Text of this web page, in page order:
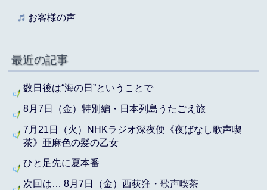
お客様の声
最近の記事
数日後は“海の日”ということで
8月7日（金）特別編・日本列島うたごえ旅
7月21日（火）NHKラジオ深夜便《夜ばなし歌声喫
茶》亜麻色の髪の乙女
ひと足先に夏本番
次回は… 8月7日（金）西荻窪・歌声喫茶